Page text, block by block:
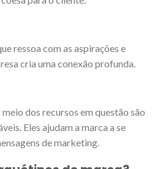
ressoa com as aspirações e
cria uma conexão profunda.
dos recursos em questão são
Eles ajudam a marca a se
de marketing.